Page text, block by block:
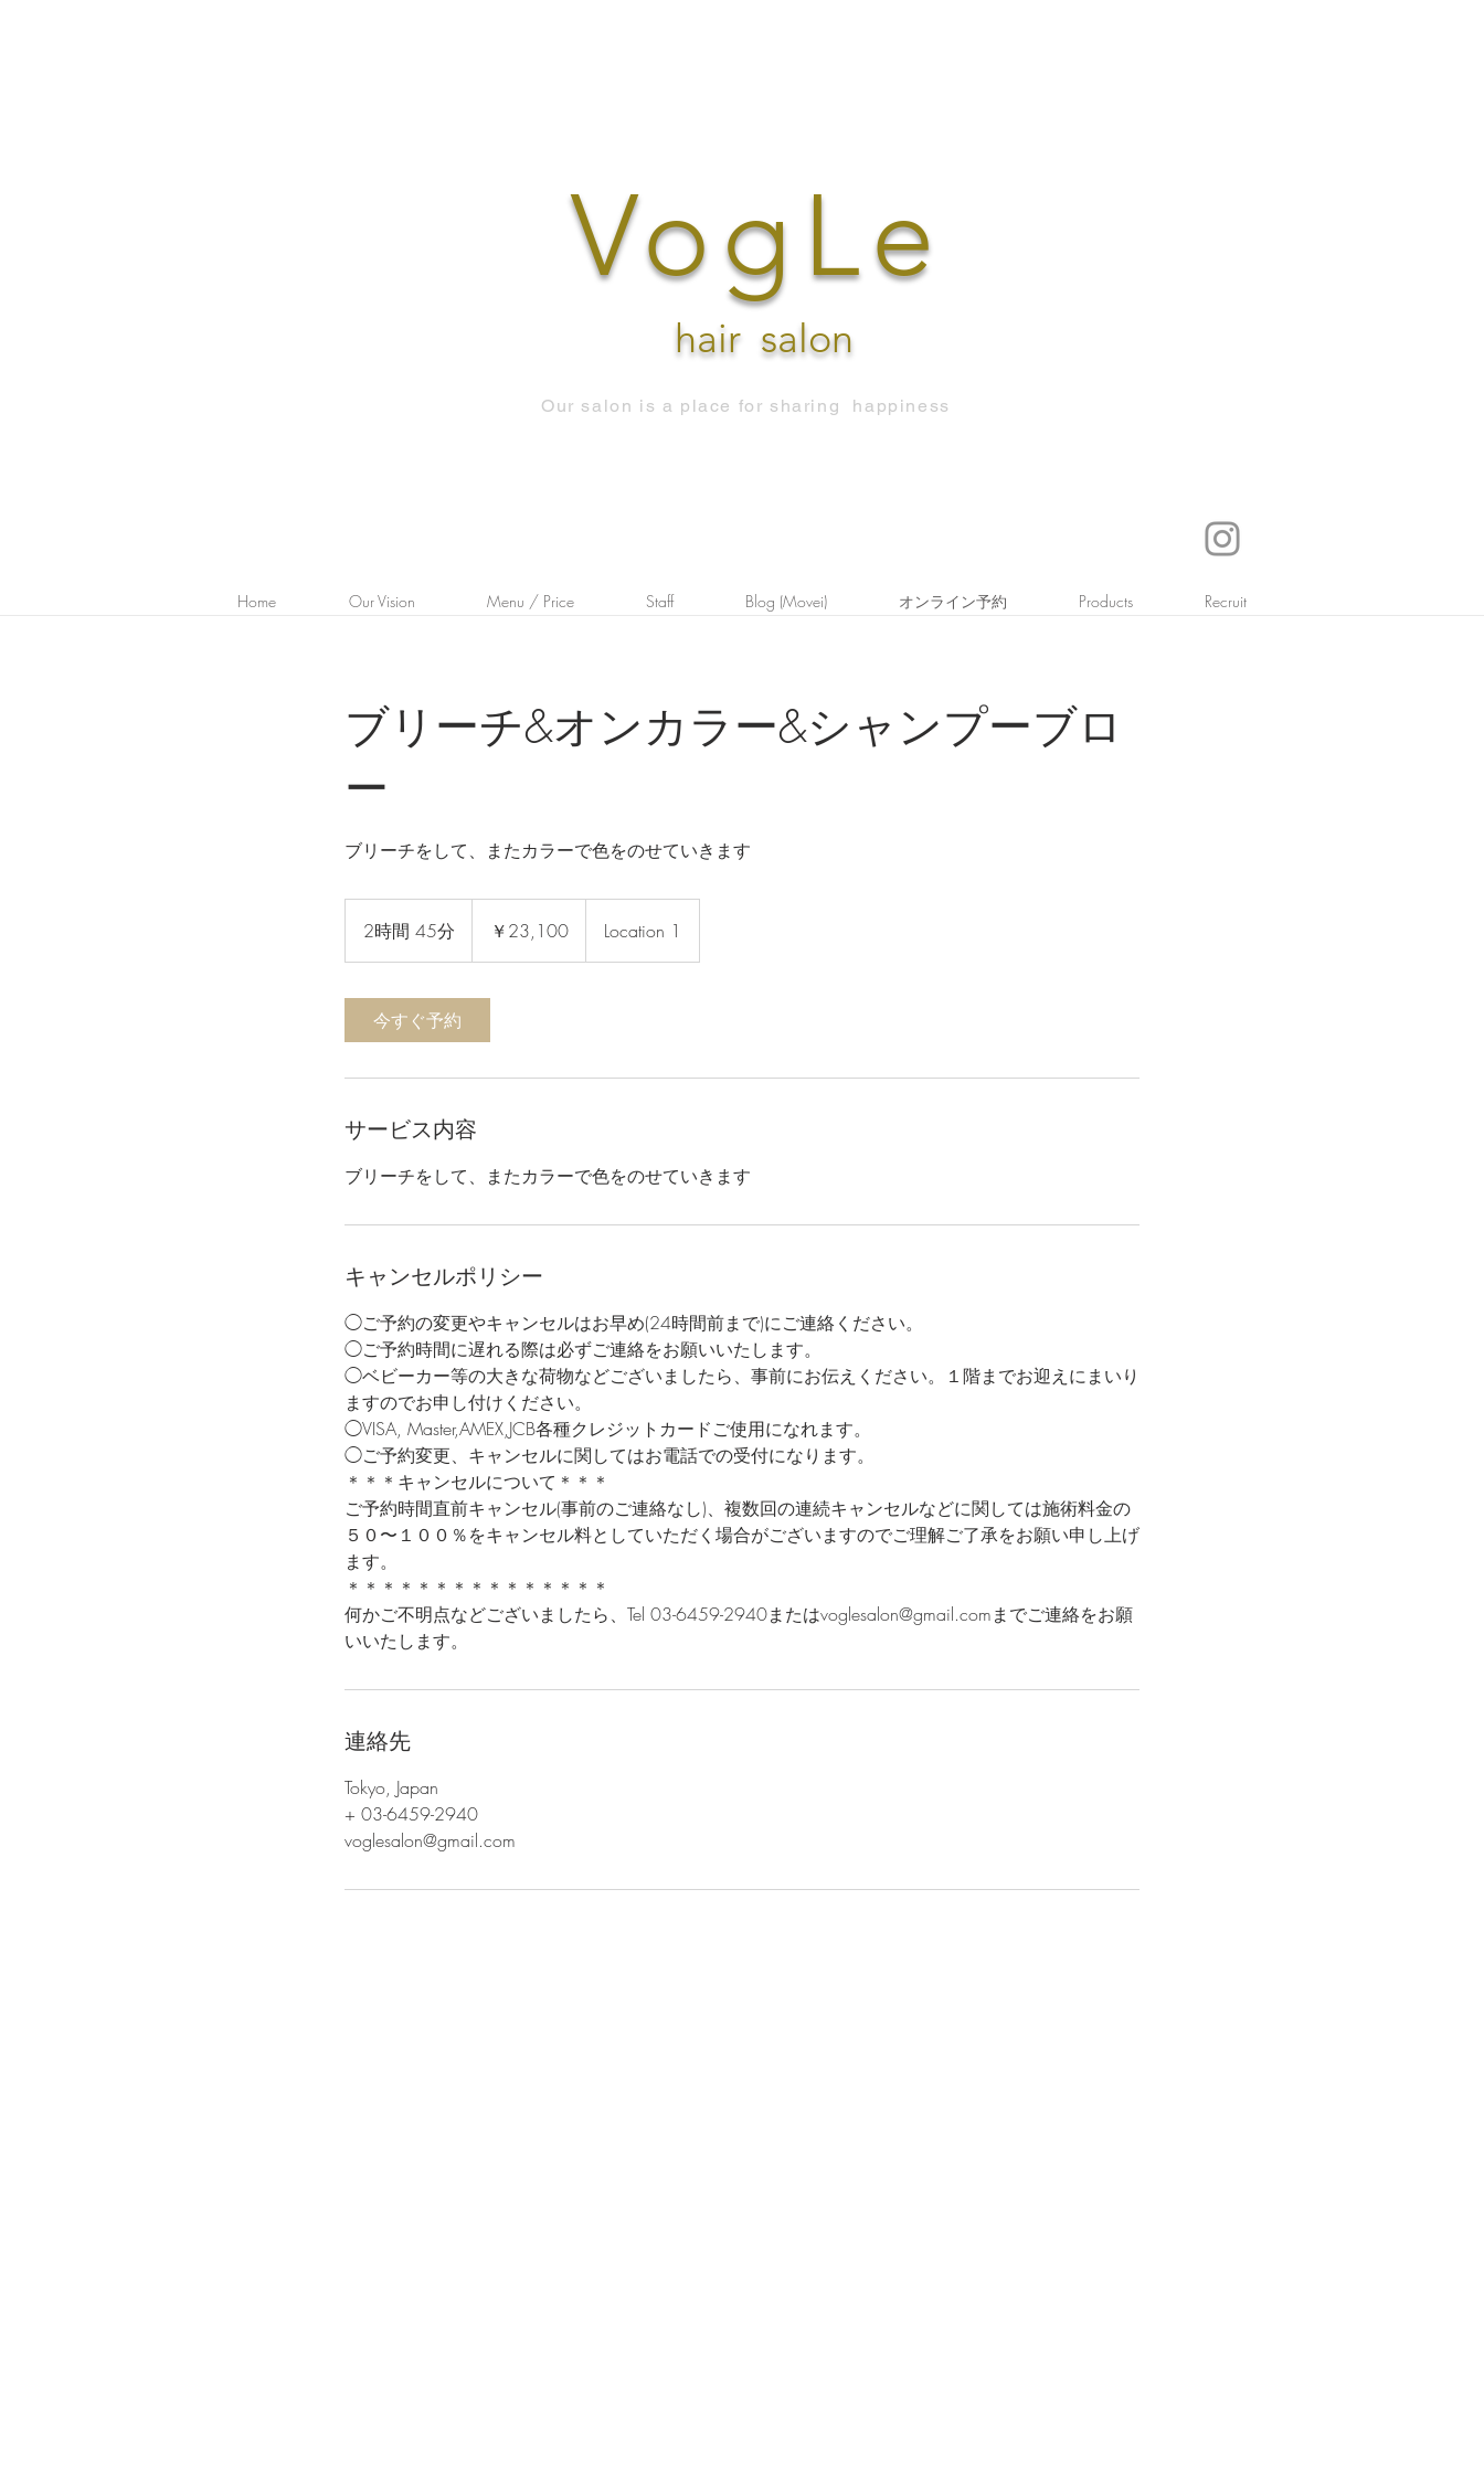
VogLe
hair salon
Our salon is a place for sharing happiness
Home Our Vision Menu / Price Staff Blog (Movei) オンライン予約 Products Recruit
ブリーチ&オンカラー&シャンプーブロ
ー
ブリーチをして、またカラーで色をのせていきます
2時間 45分
時
4
5
￥23,100 Location 1
今すぐ予約
サービス内容
ブリーチをして、またカラーで色をのせていきます
キャンセルポリシー
◯ご予約の変更やキャンセルはお早め(24時間前まで)にご連絡ください。
◯ご予約時間に遅れる際は必ずご連絡をお願いいたします。
◯ベビーカー等の大きな荷物などございましたら、事前にお伝えください。１階までお迎えにまいり
ますのでお申し付けください。
◯VISA, Master,AMEX,JCB各種クレジットカードご使用になれます。
◯ご予約変更、キャンセルに関してはお電話での受付になります。
＊＊＊キャンセルについて＊＊＊
ご予約時間直前キャンセル(事前のご連絡なし)、複数回の連続キャンセルなどに関しては施術料金の
５０〜１００％をキャンセル料としていただく場合がございますのでご理解ご了承をお願い申し上げ
ます。
＊＊＊＊＊＊＊＊＊＊＊＊＊＊＊
何かご不明点などございましたら、Tel 03-6459-2940またはvoglesalon@gmail.comまでご連絡をお願
いいたします。
連絡先
Tokyo, Japan
+ 03-6459-2940
voglesalon@gmail.com